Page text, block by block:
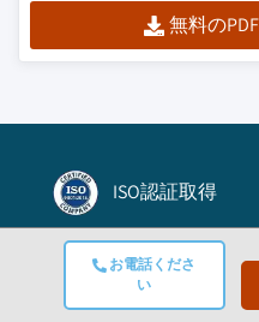
お電話くださ
い
無料の
ISO認証取得
Authorize.net
BBB